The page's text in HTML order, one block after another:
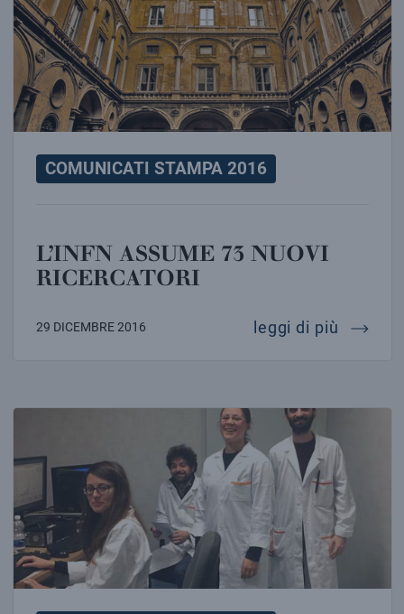
COMUNICATI STAMPA 2016
L’INFN ASSUME 73 NUOVI
RICERCATORI
29 DICEMBRE 2016 leggi di più l’infn
TUMORI: TESTATO CON SUCCESSO IL NUOVO